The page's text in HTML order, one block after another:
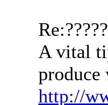
A vital
produce
http://